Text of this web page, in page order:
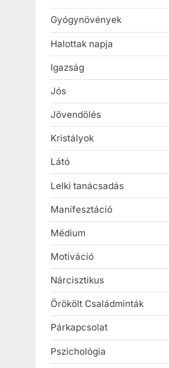
Gyógynövények
Halottak napja
Igazság
Jós
Jövendölés
Kristályok
Látó
Lelki tanácsadás
Manifesztáció
Médium
Motiváció
Nárcisztikus
Örökölt Családminták
Párkapcsolat
Pszichológia